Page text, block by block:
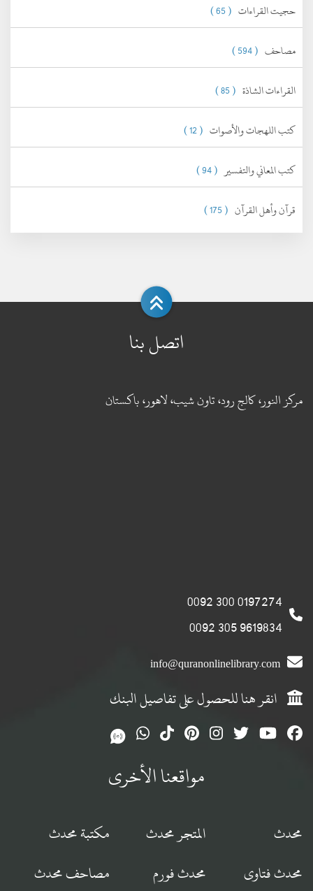
حجيت القراءات ( 65 )
مصاحف ( 594 )
القراءات الشاذة ( 85 )
كتب اللهجات والأصوات ( 12 )
كتب المعاني والتفسير ( 94 )
قرآن وأهل القرآن ( 175 )
اتصل بنا
مركز النور، كالج رود، تاون شيب، لاهور، باكستان
0197274 300 0092
9619834 305 0092
info@quranonlinelibrary.com
انقر هنا للحصول على تفاصيل البنك
مواقعنا الأخرى
محدث المتجر محدث
مكتبة محدث
محدث فتاوى
محدث فورم مصاحف محدث